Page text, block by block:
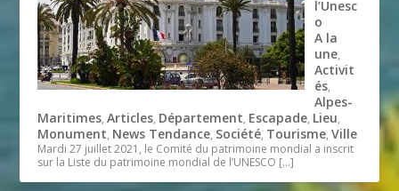
l’Unesc
o
A la
une,
Activit
és,
Alpes-
Maritimes,Articles, Département, Escapade, Lieu,
Monument, News Tendance, Société, Tourisme,Ville
Mardi 27 juillet 2021, le Comité du patrimoine mondial a inscrit
sur la Liste du patrimoine mondial de l’UNESCO […]